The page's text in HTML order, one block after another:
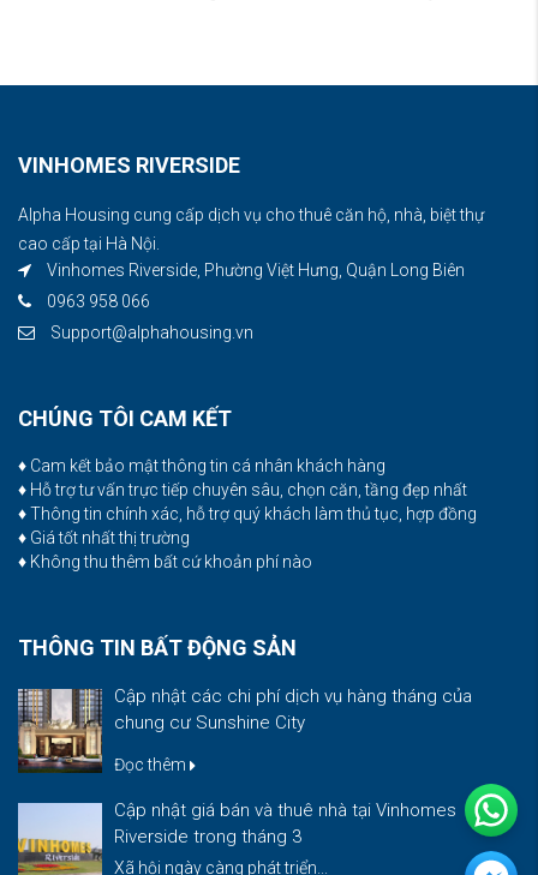
VINHOMES RIVERSIDE
Alpha Housing cung cấp dịch vụ cho thuê căn hộ, nhà, biệt thự
cao cấp tại Hà Nội.
Vinhomes Riverside, Phường Việt Hưng, Quận Long Biên
0963 958 066
Support@alphahousing.vn
CHÚNG TÔI CAM KẾT
♦ Cam kết bảo mật thông tin cá nhân khách hàng
♦ Hỗ trợ tư vấn trực tiếp chuyên sâu, chọn căn, tầng đẹp nhất
♦ Thông tin chính xác, hỗ trợ quý khách làm thủ tục, hợp đồng
♦ Giá tốt nhất thị trường
♦ Không thu thêm bất cứ khoản phí nào
THÔNG TIN BẤT ĐỘNG SẢN
Cập nhật các chi phí dịch vụ hàng tháng của
chung cư Sunshine City
Đọc thêm
Cập nhật giá bán và thuê nhà tại Vinhomes
Riverside trong tháng 3
Xã hội ngày càng phát triển...